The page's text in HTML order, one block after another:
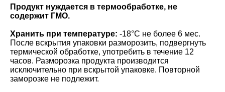
Продукт нуждается в термообработке, не
содержит ГМО.
Хранить при температуре: -18°C не более 6 мес.
После вскрытия упаковки разморозить, подвергнуть
термической обработке, употребить в течение 12
часов. Разморозка продукта производится
исключительно при вскрытой упаковке. Повторной
заморозке не подлежит.